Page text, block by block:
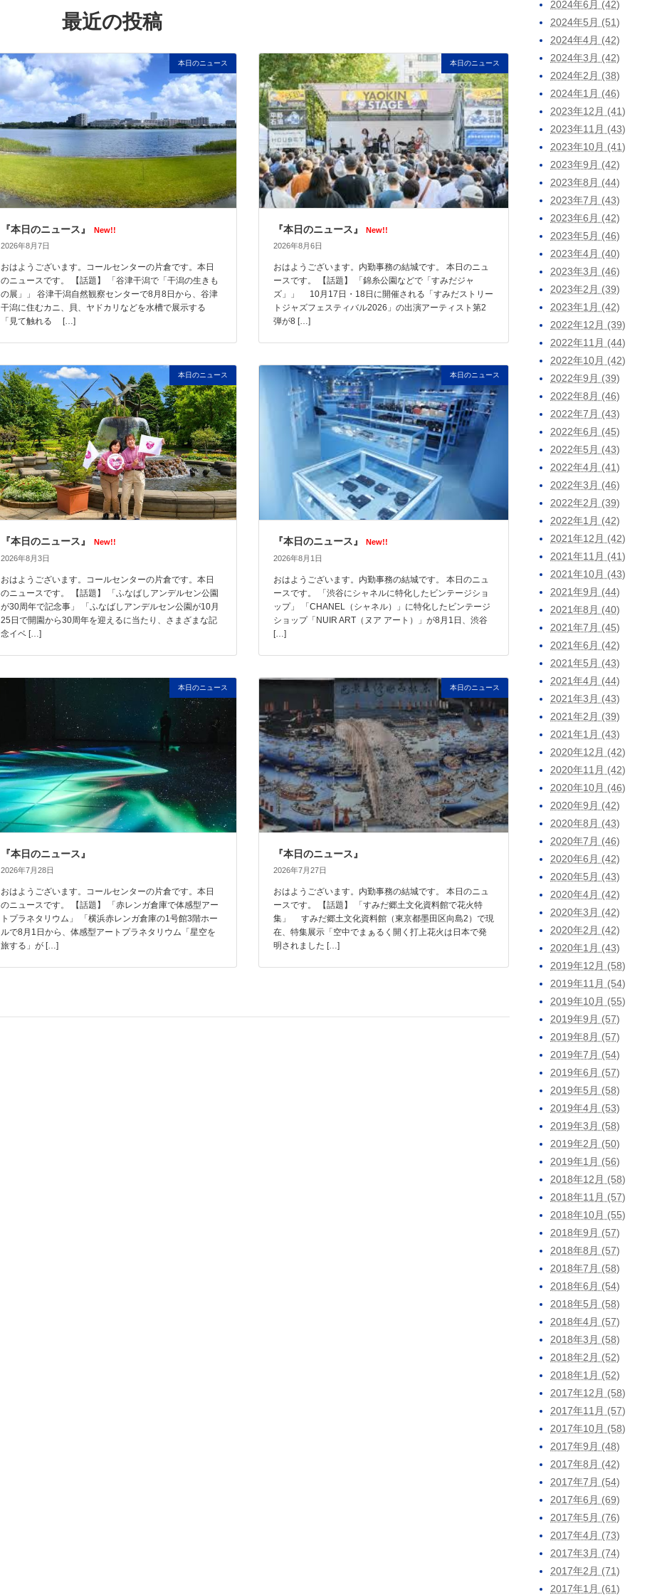
最近の投稿
本日のニュース
『本日のニュース』
New!!
2026年8月7日
おはようございます。コールセンターの片倉です。本日
のニュースです。 【話題】 「谷津干潟で「干潟の生きも
の展」」 谷津干潟自然観察センターで8月8日から、谷津
干潟に住むカニ、貝、ヤドカリなどを水槽で展示する
「見て触れる […]
本日のニュース
『本日のニュース』
New!!
2026年8月6日
おはようございます。内勤事務の結城です。 本日のニュ
ースです。 【話題】 「錦糸公園などで「すみだジャ
ズ」」 10月17日・18日に開催される「すみだストリー
トジャズフェスティバル2026」の出演アーティスト第2
弾が8 […]
本日のニュース
『本日のニュース』
New!!
2026年8月3日
おはようございます。コールセンターの片倉です。本日
のニュースです。 【話題】 「ふなばしアンデルセン公園
が30周年で記念事」 「ふなばしアンデルセン公園が10月
25日で開園から30周年を迎えるに当たり、さまざまな記
念イベ […]
本日のニュース
『本日のニュース』
New!!
2026年8月1日
おはようございます。内勤事務の結城です。 本日のニュ
ースです。 「渋谷にシャネルに特化したビンテージショ
ップ」 「CHANEL（シャネル）」に特化したビンテージ
ショップ「NUIR ART（ヌア アート）」が8月1日、渋谷
[…]
本日のニュース
『本日のニュース』
2026年7月28日
おはようございます。コールセンターの片倉です。本日
のニュースです。 【話題】 「赤レンガ倉庫で体感型アー
トプラネタリウム」 「横浜赤レンガ倉庫の1号館3階ホー
ルで8月1日から、体感型アートプラネタリウム「星空を
旅する」が […]
本日のニュース
『本日のニュース』
2026年7月27日
おはようございます。内勤事務の結城です。 本日のニュ
ースです。 【話題】 「すみだ郷土文化資料館で花火特
集」 すみだ郷土文化資料館（東京都墨田区向島2）で現
在、特集展示「空中でまぁるく開く打上花火は日本で発
明されました […]
2024年6月 (42)
2024年5月 (51)
2024年4月 (42)
2024年3月 (42)
2024年2月 (38)
2024年1月 (46)
2023年12月 (41)
2023年11月 (43)
2023年10月 (41)
2023年9月 (42)
2023年8月 (44)
2023年7月 (43)
2023年6月 (42)
2023年5月 (46)
2023年4月 (40)
2023年3月 (46)
2023年2月 (39)
2023年1月 (42)
2022年12月 (39)
2022年11月 (44)
2022年10月 (42)
2022年9月 (39)
2022年8月 (46)
2022年7月 (43)
2022年6月 (45)
2022年5月 (43)
2022年4月 (41)
2022年3月 (46)
2022年2月 (39)
2022年1月 (42)
2021年12月 (42)
2021年11月 (41)
2021年10月 (43)
2021年9月 (44)
2021年8月 (40)
2021年7月 (45)
2021年6月 (42)
2021年5月 (43)
2021年4月 (44)
2021年3月 (43)
2021年2月 (39)
2021年1月 (43)
2020年12月 (42)
2020年11月 (42)
2020年10月 (46)
2020年9月 (42)
2020年8月 (43)
2020年7月 (46)
2020年6月 (42)
2020年5月 (43)
2020年4月 (42)
2020年3月 (42)
2020年2月 (42)
2020年1月 (43)
2019年12月 (58)
2019年11月 (54)
2019年10月 (55)
2019年9月 (57)
2019年8月 (57)
2019年7月 (54)
2019年6月 (57)
2019年5月 (58)
2019年4月 (53)
2019年3月 (58)
2019年2月 (50)
2019年1月 (56)
2018年12月 (58)
2018年11月 (57)
2018年10月 (55)
2018年9月 (57)
2018年8月 (57)
2018年7月 (58)
2018年6月 (54)
2018年5月 (58)
2018年4月 (57)
2018年3月 (58)
2018年2月 (52)
2018年1月 (52)
2017年12月 (58)
2017年11月 (57)
2017年10月 (58)
2017年9月 (48)
2017年8月 (42)
2017年7月 (54)
2017年6月 (69)
2017年5月 (76)
2017年4月 (73)
2017年3月 (74)
2017年2月 (71)
2017年1月 (61)